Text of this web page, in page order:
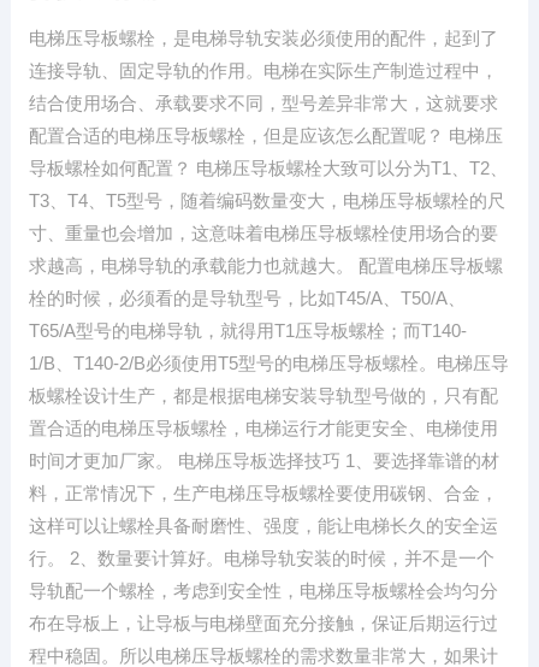
电梯压导板螺栓，是电梯导轨安装必须使用的配件，起到了
连接导轨、固定导轨的作用。电梯在实际生产制造过程中，
结合使用场合、承载要求不同，型号差异非常大，这就要求
配置合适的电梯压导板螺栓，但是应该怎么配置呢？ 电梯压
导板螺栓如何配置？ 电梯压导板螺栓大致可以分为T1、T2、
T3、T4、T5型号，随着编码数量变大，电梯压导板螺栓的尺
寸、重量也会增加，这意味着电梯压导板螺栓使用场合的要
求越高，电梯导轨的承载能力也就越大。 配置电梯压导板螺
栓的时候，必须看的是导轨型号，比如T45/A、T50/A、
T65/A型号的电梯导轨，就得用T1压导板螺栓；而T140-
1/B、T140-2/B必须使用T5型号的电梯压导板螺栓。电梯压导
板螺栓设计生产，都是根据电梯安装导轨型号做的，只有配
置合适的电梯压导板螺栓，电梯运行才能更安全、电梯使用
时间才更加厂家。 电梯压导板选择技巧 1、要选择靠谱的材
料，正常情况下，生产电梯压导板螺栓要使用碳钢、合金，
这样可以让螺栓具备耐磨性、强度，能让电梯长久的安全运
行。 2、数量要计算好。电梯导轨安装的时候，并不是一个
导轨配一个螺栓，考虑到安全性，电梯压导板螺栓会均匀分
布在导板上，让导板与电梯壁面充分接触，保证后期运行过
程中稳固。所以电梯压导板螺栓的需求数量非常大，如果计